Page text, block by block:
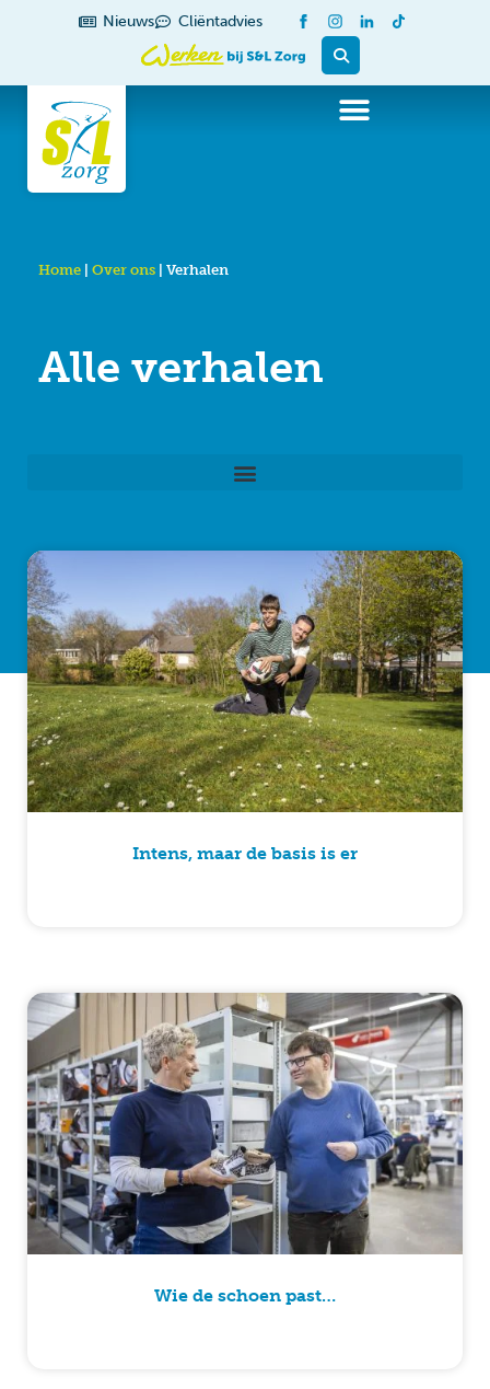
Nieuws Cliëntadvies
Home Over ons Verhalen
Alle verhalen
Intens, maar de basis is er
Wie de schoen past…